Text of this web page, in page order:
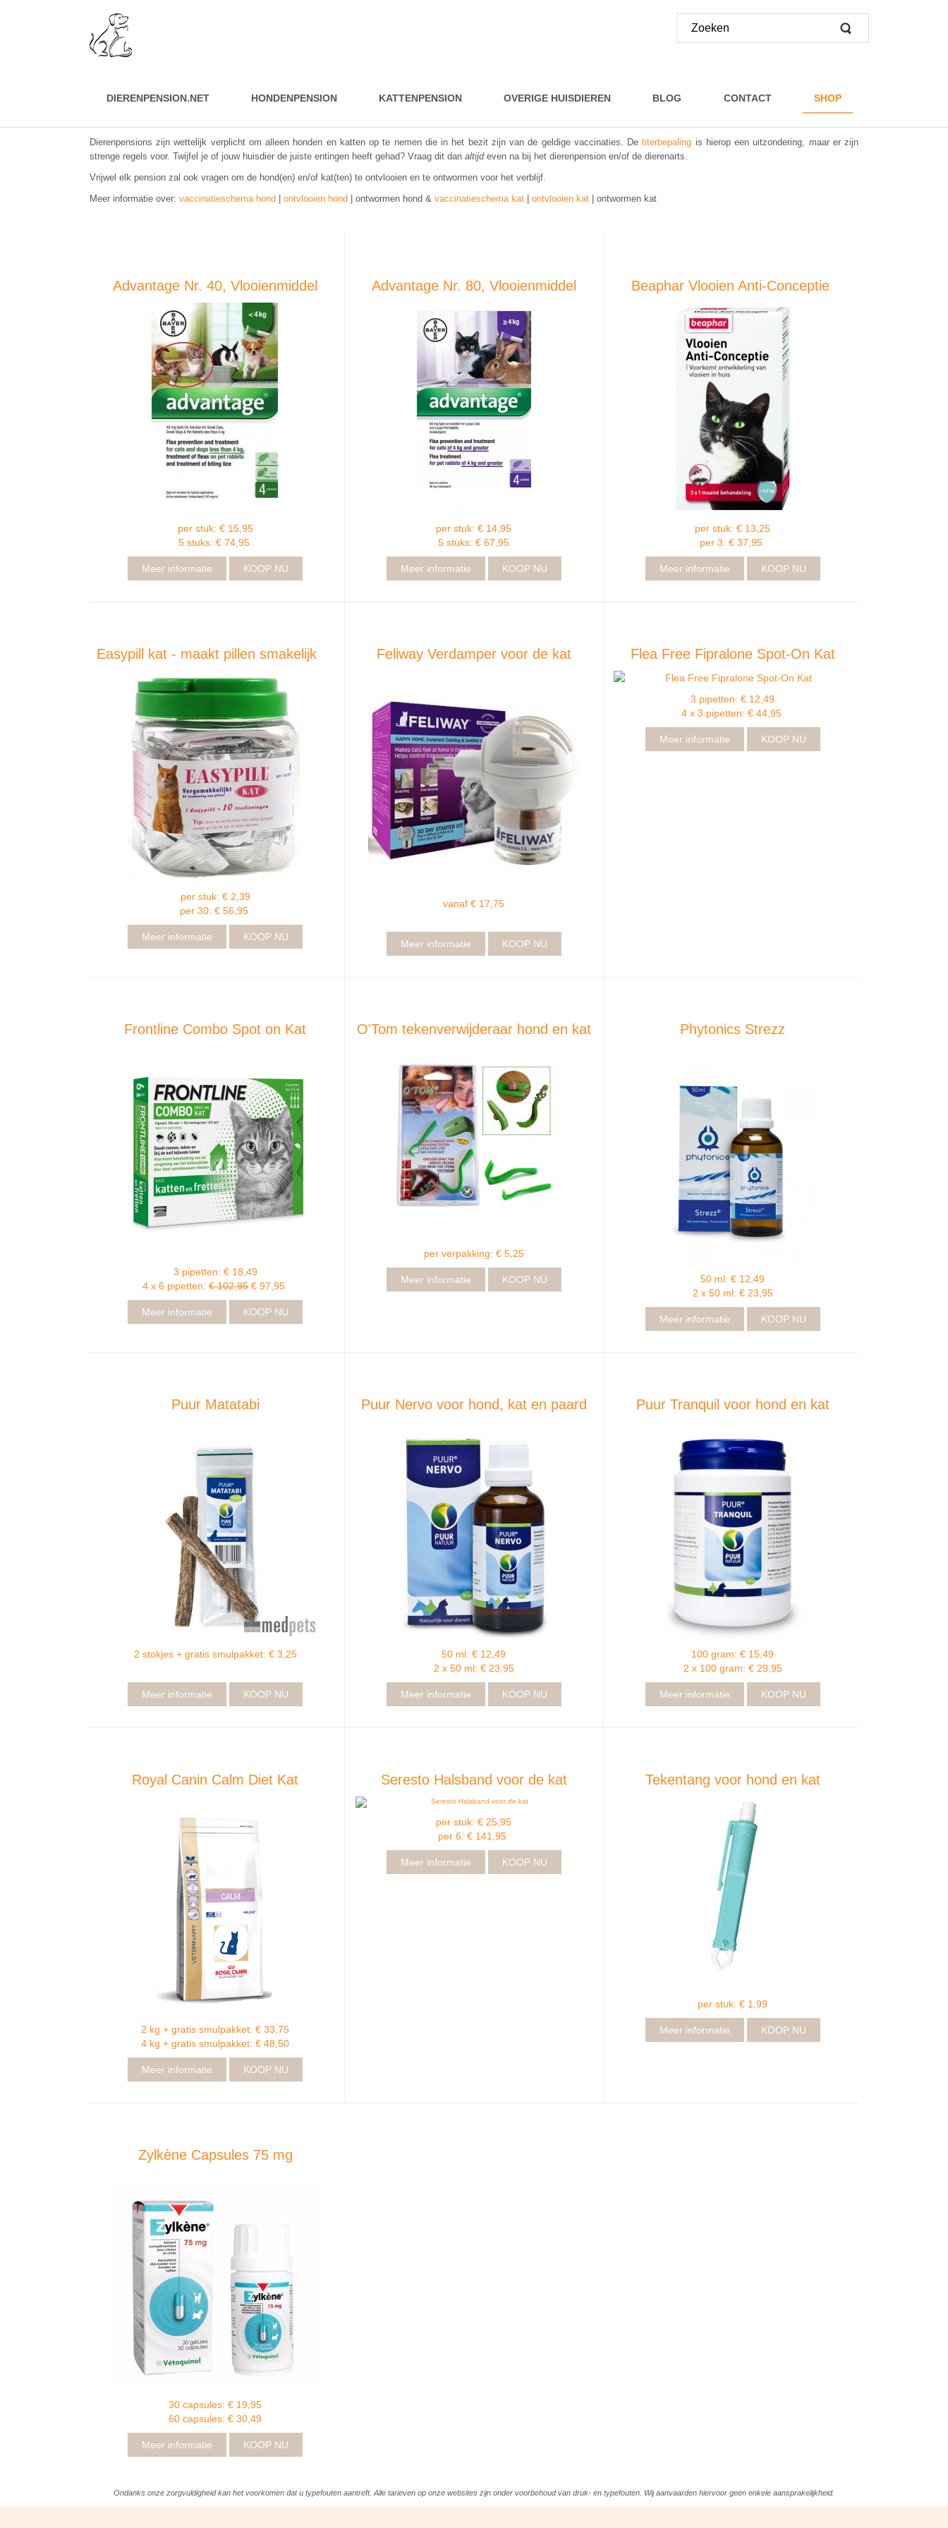
DIERENPENSION.NET HONDENPENSION KATTENPENSION OVERIGE HUISDIEREN BLOG CONTACT SHOP
Dierenpensions zijn wettelijk verplicht om alleen honden en katten op te nemen die in het bezit zijn van de geldige vaccinaties. Detiterbepaling is hierop een uitzondering, maar er zijn
strenge regels voor. Twijfel je of jouw huisdier de juiste entingen heeft gehad? Vraag dit dan altijdeven na bij het dierenpension en/of de dierenarts.
Vrijwel elk pension zal ook vragen om de hond(en) en/of kat(ten) te ontvlooien en te ontwormen voor het verblijf.
Meer informatie over: vaccinatieschema hond ontvlooien hond | ontwormen hond & vaccinatieschema kat ontvlooien kat | ontwormen kat
Advantage Nr. 40, Vlooienmiddel
per stuk: € 15,95
5 stuks: € 74,95
Meer informatie KOOP NU
Advantage Nr. 80, Vlooienmiddel
per stuk: € 14,95
5 stuks: € 67,95
Meer informatie KOOP NU
Beaphar Vlooien Anti-Conceptie
per stuk: € 13,25
per 3: € 37,95
Meer informatie KOOP NU
Easypill kat - maakt pillen smakelijk
per stuk: € 2,39
per 30: € 56,95
Meer informatie KOOP NU
Feliway Verdamper voor de kat
vanaf € 17,75
Meer informatie KOOP NU
Flea Free Fipralone Spot-On Kat
3 pipetten: € 12,49
4 x 3 pipetten: € 44,95
Meer informatie KOOP NU
Frontline Combo Spot on Kat
3 pipetten: € 18,49
4 x 6 pipetten:€ 102,95€ 97,95
Meer informatie KOOP NU
O'Tom tekenverwijderaar hond en kat
per verpakking: € 5,25
Meer informatie KOOP NU
Phytonics Strezz
50 ml: € 12,49
2 x 50 ml: € 23,95
Meer informatie KOOP NU
Puur Matatabi
2 stokjes + gratis smulpakket: € 3,25
Meer informatie KOOP NU
Puur Nervo voor hond, kat en paard
50 ml: € 12,49
2 x 50 ml: € 23,95
Meer informatie KOOP NU
Puur Tranquil voor hond en kat
100 gram: € 15,49
2 x 100 gram: € 29,95
Meer informatie KOOP NU
Royal Canin Calm Diet Kat
2 kg + gratis smulpakket: € 33,75
4 kg + gratis smulpakket: € 48,50
Meer informatie KOOP NU
Seresto Halsband voor de kat
per stuk: € 25,95
per 6: € 141,95
Meer informatie KOOP NU
Tekentang voor hond en kat
per stuk: € 1,99
Meer informatie KOOP NU
Zylkène Capsules 75 mg
30 capsules: € 19,95
60 capsules: € 30,49
Meer informatie KOOP NU
Ondanks onze zorgvuldigheid kan het voorkomen dat u typefouten aantreft. Alle tarieven op onze websites zijn onder voorbehoud van druk- en typefouten. Wij aanvaarden hiervoor geen enkele aansprakelijkheid.